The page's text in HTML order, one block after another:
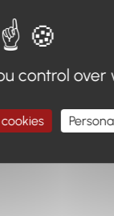
de page, ou à
à l'accueil
control